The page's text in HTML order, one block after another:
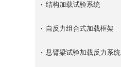
结构加载试验系统
自反力组合式加载框架
悬臂梁试验加载反力系统